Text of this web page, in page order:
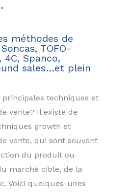
méthodes de
TOFO-
4C, Spanco,
sales…et plein
principales techniques et
vente? Il existe de
growth et
vente, qui sont souvent
du produit ou
marché cible, de la
Voici quelques-unes